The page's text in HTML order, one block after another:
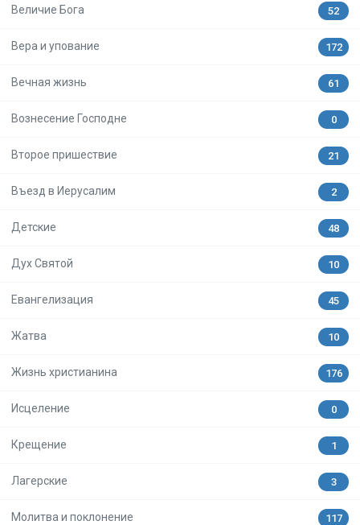
Величие Бога 52
Вера и упование 172
Вечная жизнь 61
Вознесение Господне 0
Второе пришествие 21
Въезд в Иерусалим 2
Детские 48
Дух Святой 10
Евангелизация 45
Жатва 10
Жизнь христианина 176
Исцеление 0
Крещение 1
Лагерские 3
Молитва и поклонение 117